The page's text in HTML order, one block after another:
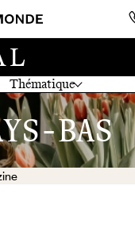
Thématique
BAS